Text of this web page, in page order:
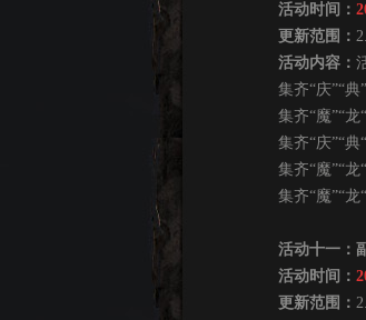
活动时间：
更新范围：
活动内容：
集齐“庆”“典”
集齐“魔”“龙
集齐“庆”“典
集齐“魔”“龙
集齐“魔”“龙““
活动十一：
活动时间：
更新范围：